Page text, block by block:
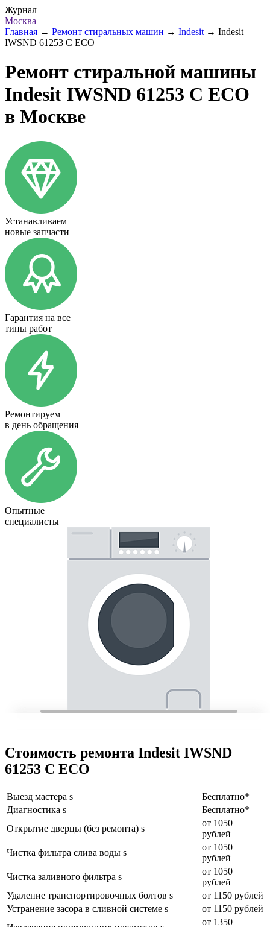
Журнал
Москва
Главная → Ремонт стиральных машин → Indesit → Indesit
IWSND 61253 C ECO
Ремонт стиральной машины
Indesit IWSND 61253 C ECO
в Москве
Устанавливаем
новые запчасти
Гарантия на все
типы работ
Ремонтируем
в день обращения
Опытные
специалисты
Стоимость ремонта Indesit IWSND
61253 C ECO
Выезд мастера s
Бесплатно*
Диагностика s
Бесплатно*
Открытие дверцы (без ремонта) s
от 1050
рублей
Чистка фильтра слива воды s
от 1050
рублей
Чистка заливного фильтра s
от 1050
рублей
Удаление транспортировочных болтов s
от 1150 рублей
Устранение засора в сливной системе s
от 1150 рублей
от 1350